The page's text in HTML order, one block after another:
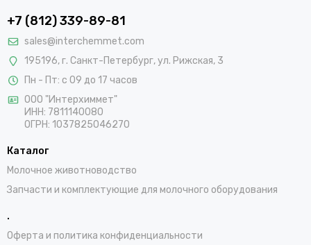
+7 (812) 339-89-81
sales@interchemmet.com
195196, г. Санкт-Петербург, ул. Рижская, 3
Пн - Пт: с 09 до 17 часов
ООО "Интерхиммет"
ИНН: 7811140080
ОГРН: 1037825046270
Каталог
Молочное животноводство
Запчасти и комплектующие для молочного оборудования
.
Оферта и политика конфиденциальности